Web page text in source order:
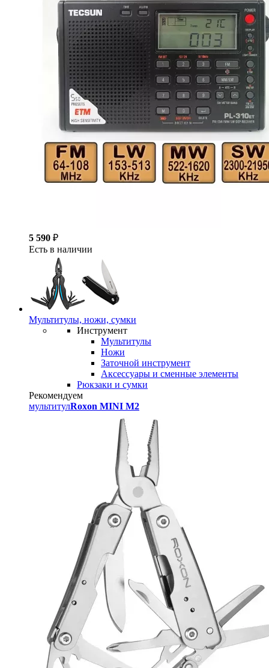
5 590 ₽
Есть в наличии
Мультитулы, ножи, сумки
Инструмент
Мультитулы
Ножи
Заточной инструмент
Аксессуары и сменные элементы
Рюкзаки и сумки
Рекомендуем
мультитулRoxon MINI M2